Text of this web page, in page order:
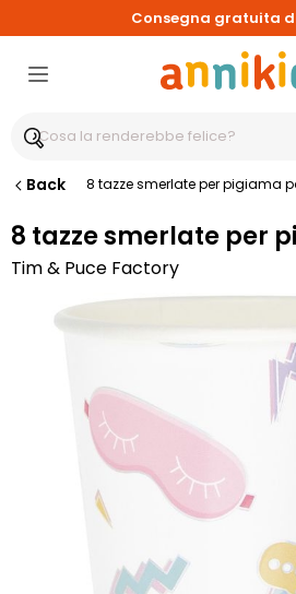
Consegna gratuita
Back 8 tazze smerlate per pigiama
8 tazze smerlate per
Tim & Puce Factory